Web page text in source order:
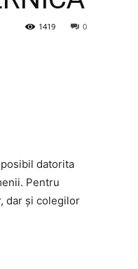
0
1419
datorita
Pentru
dar și colegilor